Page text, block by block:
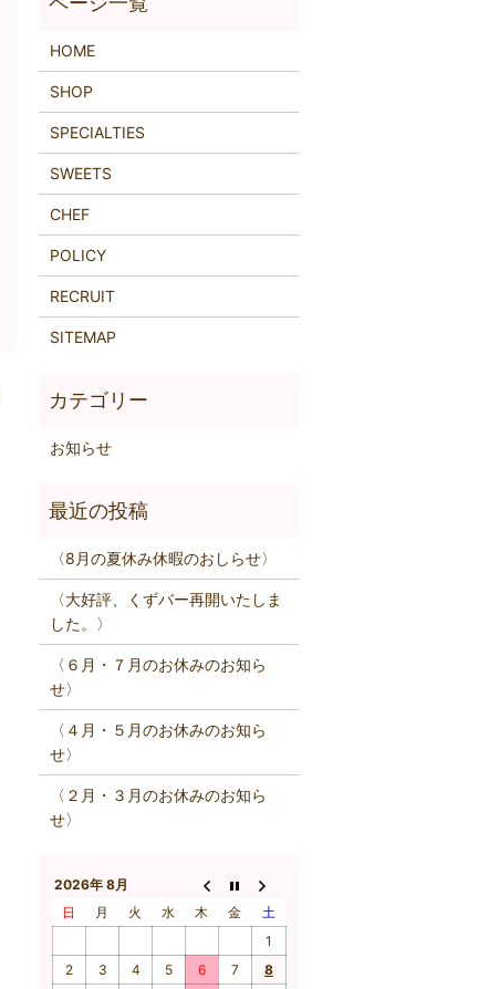
HOME
SHOP
SPECIALTIES
SWEETS
CHEF
POLICY
RECRUIT
SITEMAP
お知らせ
〈8月の夏休み休暇のおしらせ〉
〈大好評、くずバー再開いたしま
した。〉
〈６月・７月のお休みのお知ら
せ〉
〈４月・５月のお休みのお知ら
せ〉
〈２月・３月のお休みのお知ら
せ〉
2026年 8月
日
月 火 水 木 金
土
1
2
3 4 5 6 7 8